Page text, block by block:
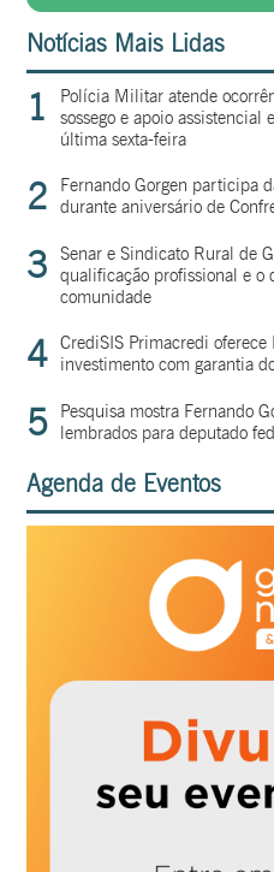
Notícias Mais Lidas
1
Polícia Militar atende
sossego e apoio assistencial
última sexta-feira
2
Fernando Gorgen participa
durante aniversário de
3
Senar e Sindicato Rural de
qualificação profissional e o
comunidade
4 CrediSIS Primacredi oferece
investimento com garantia
5
Pesquisa mostra Fernando
lembrados para deputado
Agenda de Eventos